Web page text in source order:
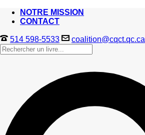
NOTRE MISSION
CONTACT
514 598-5533 coalition@cqct.qc.ca